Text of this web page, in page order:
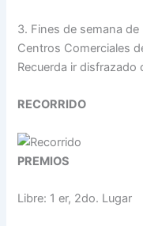
3. Fines de semana
Centros Comerciales
Recuerda ir
RECORRIDO
PREMIOS
Libre: 1 er, 2do. Lugar